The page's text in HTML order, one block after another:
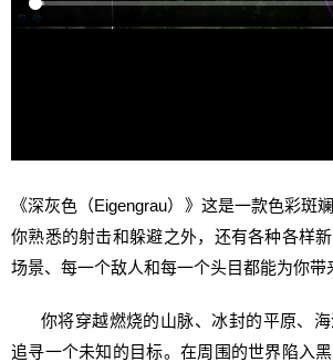
《深灰色（Eigengrau）》这是一款色彩斑
你熟悉的射击和躲避之外，还有各种各样
场景、每一个敌人和每一个头目都能为你带
你将穿越燃烧的山脉、冰封的平原、海
追寻一个未知的目标。在周围的世界陷入